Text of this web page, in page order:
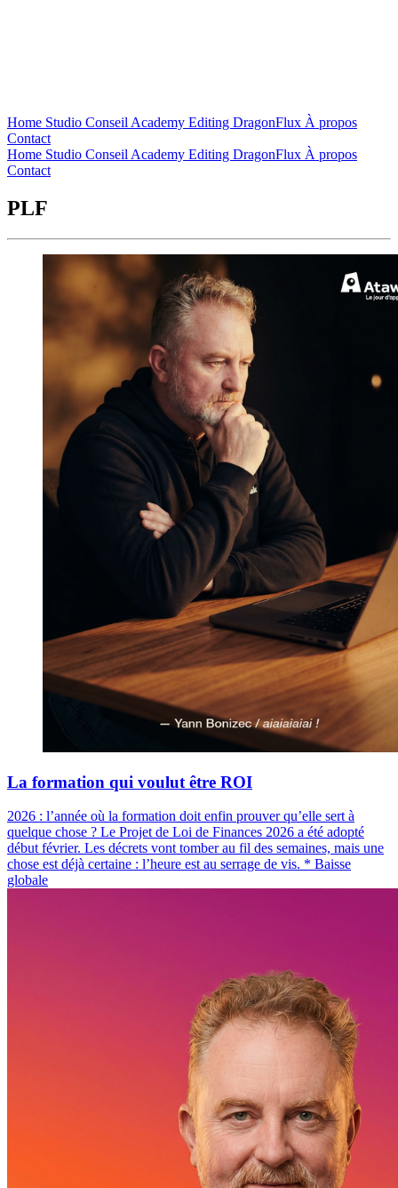
Home Studio Conseil Academy Editing DragonFlux À propos
Contact
Home Studio Conseil Academy Editing DragonFlux À propos
Contact
PLF
La formation qui voulut être ROI
2026 : l’année où la formation doit enfin prouver qu’elle sert à
quelque chose ? Le Projet de Loi de Finances 2026 a été adopté
début février. Les décrets vont tomber au fil des semaines, mais une
chose est déjà certaine : l’heure est au serrage de vis. * Baisse
globale